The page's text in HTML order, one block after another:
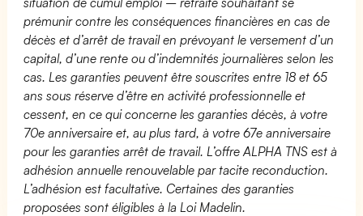
prémunir contre les conséquences financières en cas de
décès et d’arrêt de travail en prévoyant le versement d’un
capital, d’une rente ou d’indemnités journalières selon les
cas. Les garanties peuvent être souscrites entre 18 et 65
ans sous réserve d’être en activité professionnelle et
cessent, en ce qui concerne les garanties décès, à votre
70e anniversaire et, au plus tard, à votre 67e anniversaire
pour les garanties arrêt de travail. L’offre ALPHA TNS est à
adhésion annuelle renouvelable par tacite reconduction.
L’adhésion est facultative. Certaines des garanties
proposées sont éligibles à la Loi Madelin.